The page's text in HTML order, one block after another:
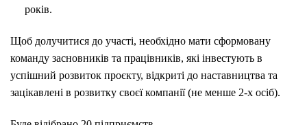
років.
Щоб долучитися до участі, необхідно мати сформовану
команду засновників та працівників, які інвестують в
успішний розвиток проєкту, відкриті до наставництва та
зацікавлені в розвитку своєї компанії (не менше 2-х осіб).